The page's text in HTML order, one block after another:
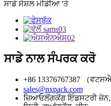
ਸਾਡੇ ਸੋਸ਼ਲ ਮੀਡੀਆ 'ਤੇ
ਸਾਡੇ ਨਾਲ ਸੰਪਰਕ ਕਰੋ
+86 13376767387 （
sales@nxpack.com
ਜ਼ਿਆਓਲੋਂਗਕੇਂਗ ਇੰਡਸਟਰੀ ਜ਼ੋਨ,